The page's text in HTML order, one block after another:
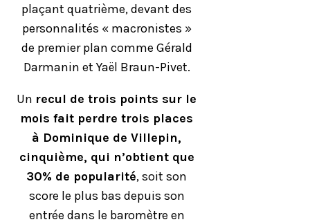
plaçant quatrième, devant des
personnalités « macronistes »
de premier plan comme Gérald
Darmanin et Yaël Braun-Pivet.
Un recul de trois points sur le
mois fait perdre trois places
à Dominique de Villepin,
cinquième, qui n’obtient que
30% de popularité, soit son
score le plus bas depuis son
entrée dans le baromètre en